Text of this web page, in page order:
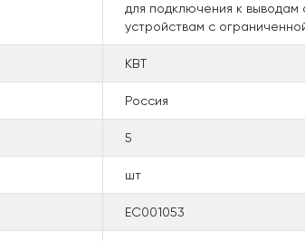
для подключения к
устройствам с
КВТ
Россия
5
шт
EC001053